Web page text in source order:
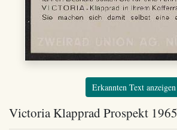
Erkannten Text anzeigen
Victoria Klapprad Prospekt 1965